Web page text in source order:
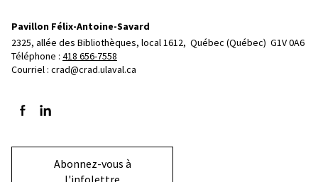
Pavillon Félix-Antoine-Savard
2325, allée des Bibliothèques, local 1612, Québec (Québec)  G1V 0A6
Téléphone : 418 656-7558
Courriel : crad@crad.ulaval.ca
Suivez-nous sur Facebook
Suivez-nous sur LinkedIn
Abonnez-vous à
l'infolettre